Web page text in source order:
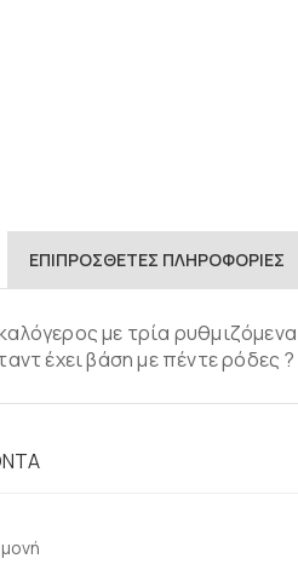
ΕΠΙΠΡΌΣΘΕΤΕΣ ΠΛΗΡΟΦΟΡΊΕΣ
με τρία
έχει βάση με πέντε ρόδες